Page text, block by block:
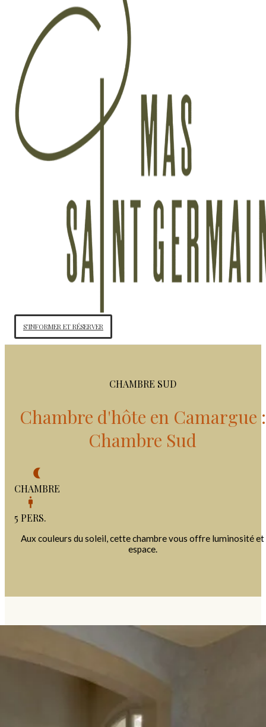
S'INFORMER ET RÉSERVER
CHAMBRE SUD
Chambre d'hôte en Camargue :
Chambre Sud
CHAMBRE
5 PERS.
Aux couleurs du soleil, cette chambre vous offre luminosité et
espace.